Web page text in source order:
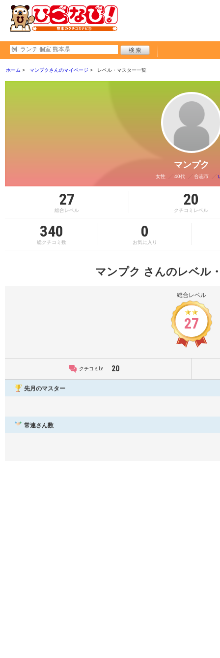
ホーム マンプクさんのマイページ レベル・マスター一覧
マンプク
女性 40代 合志市
27
総合レベル
20
クチコミレベル
340
総クチコミ数
0
お気に入り
マンプク さんのレベル
総合レベル
27
クチコミLv. 20
先月のマスター
常連さん数